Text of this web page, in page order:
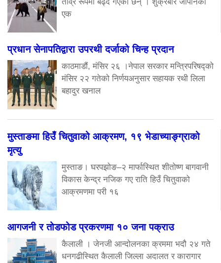
एक
प्रधान सेनापतिद्वारा उपरथी दर्जाको चिन्ह प्रदान
काठमाडौं, मंसिर २६ ।नेपाल सरकार मन्त्रिपरिषद्को
मंसिर २२ गतेको निर्णयअनुसार सहायक रथी लिला
बहादुर खनाल
मुस्ताङमा हिउँ चितुवाको आक्रमण, १९ भेडाच्याङ्ग्राको
मृत्यु
मुस्ताङ। घरपझोङ–२ मार्फास्थित शीतोष्ण बागवानी
विकास केन्द्र नजिक गए राति हिउँ चितुवाको
आक्रमणमा परी १६
आगजनी र तोडफोड प्रकरणमा १० जना पक्राउ
कैलाली । जेनजी आन्दोलनका क्रममा भदौ २४ गते
धनगढीस्थित कैलाली जिल्ला अदालत र कारागार